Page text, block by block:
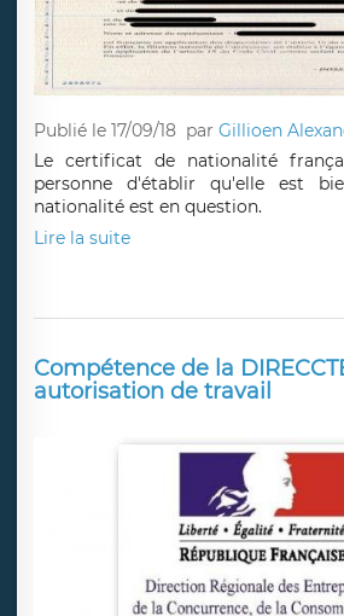
Publié le 17/09/18 parGillioen
Le certificat de nationalité
personne d'établir qu'elle est
nationalité est en question.
Lire la suite
Compétence de la
autorisation de travail